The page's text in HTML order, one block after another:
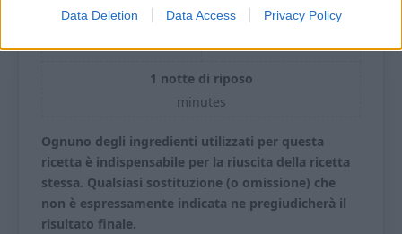
Data Deletion Data Access Privacy Policy
Porzioni
6/8
Preparazione
1 hour30 minutes
1 notte di riposo
minutes
Ognuno degli ingredienti utilizzati per questa
ricetta è indispensabile per la riuscita della ricetta
stessa. Qualsiasi sostituzione (o omissione) che
non è espressamente indicata ne pregiudicherà il
risultato finale.